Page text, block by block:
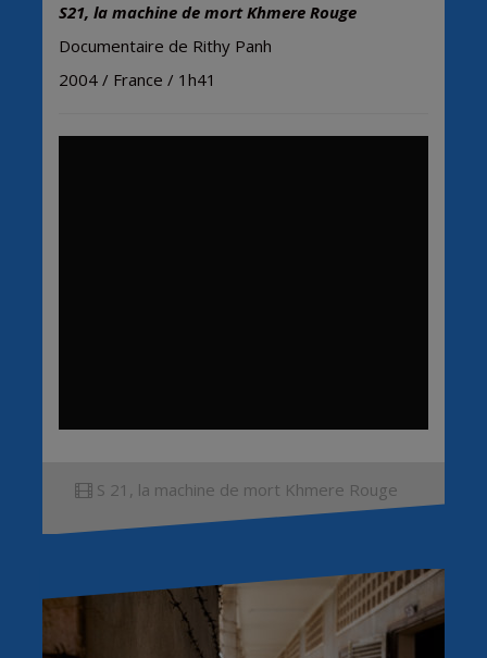
S21, la machine de mort Khmere Rouge
Documentaire de Rithy Panh
2004 / France / 1h41
S 21, la machine de mort Khmere Rouge